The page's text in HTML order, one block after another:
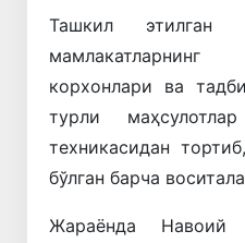
Ташкил этилган
корхонлари ва
турли
техникасидан
бўлган барча
Жараёнда Навоий